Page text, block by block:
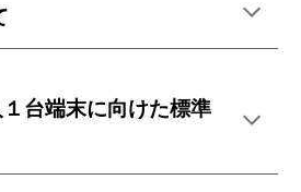
台端末に向けた標準